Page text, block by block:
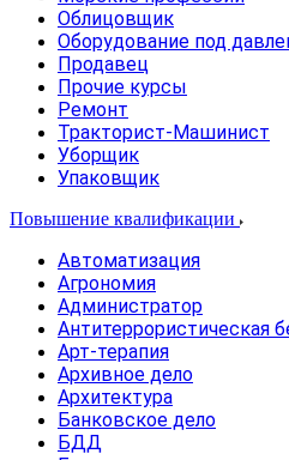
Облицовщик
Оборудование под
Продавец
Прочие курсы
Ремонт
Тракторист-Машинист
Уборщик
Упаковщик
Повышение квалификации
Автоматизация
Агрономия
Администратор
Антитеррористическая
Арт-терапия
Архивное дело
Архитектура
Банковское дело
БДД